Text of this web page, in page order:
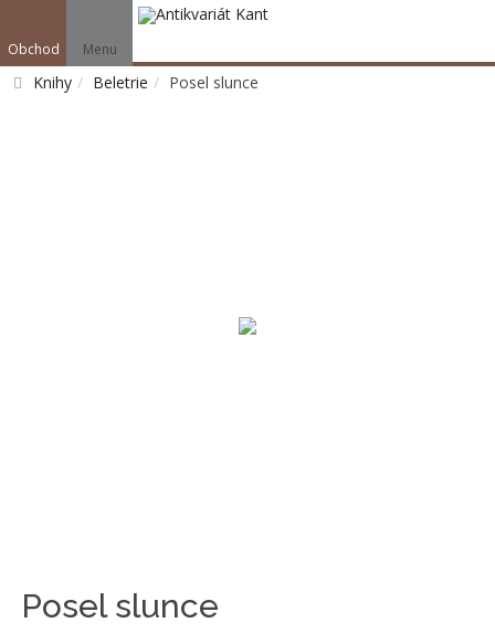
Obchod Menu
Knihy Beletrie Posel slunce
Posel slunce